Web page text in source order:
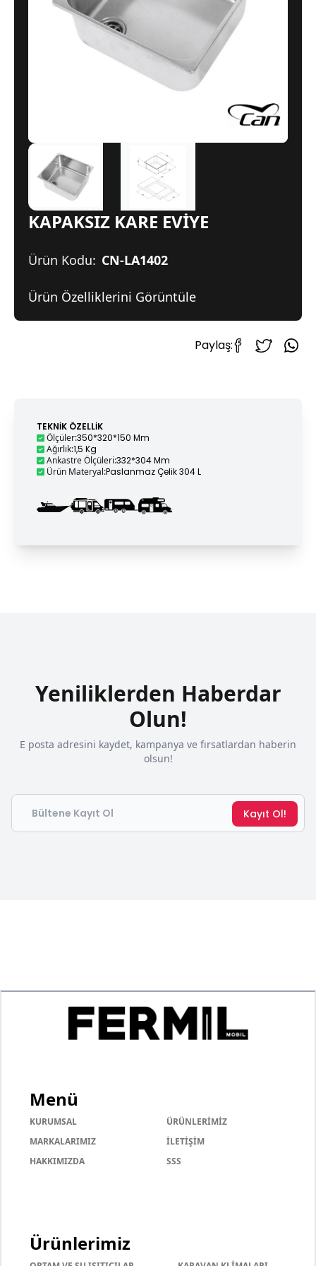
KAPAKSIZ KARE EVİYE
Ürün Kodu: CN-LA1402
Ürün Özelliklerini Görüntüle
Paylaş:
TEKNIK ÖZELLIK
Ölçüler:350*320*150 Mm
Ağırlık:1,5 Kg
Ankastre Ölçüleri:332*304 Mm
Ürün Materyal:Paslanmaz Çelik 304 L
Yeniliklerden Haberdar
Olun!
E posta adresini kaydet, kampanya ve fırsatlardan haberin
olsun!
Email
Kayıt Ol!
Menü
KURUMSAL
ÜRÜNLERİMİZ
MARKALARIMIZ
İLETİŞİM
HAKKIMIZDA
SSS
Ürünlerimiz